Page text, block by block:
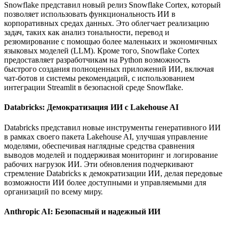
Snowflake представил новый релиз Snowflake Cortex, который
позволяет использовать функциональность ИИ в
корпоративных средах данных. Это облегчает реализацию
задач, таких как анализ тональности, перевод и
резюмирование с помощью более маленьких и экономичных
языковых моделей (LLM). Кроме того, Snowflake Cortex
предоставляет разработчикам на Python возможность
быстрого создания полноценных приложений ИИ, включая
чат-ботов и системы рекомендаций, с использованием
интеграции Streamlit в безопасной среде Snowflake.
Databricks: Демократизация ИИ с Lakehouse AI
Databricks представил новые инструменты генеративного ИИ
в рамках своего пакета Lakehouse AI, улучшая управление
моделями, обеспечивая наглядные средства сравнения
выводов моделей и поддерживая мониторинг и логирование
рабочих нагрузок ИИ. Эти обновления подчеркивают
стремление Databricks к демократизации ИИ, делая передовые
возможности ИИ более доступными и управляемыми для
организаций по всему миру.
Anthropic AI: Безопасный и надежный ИИ